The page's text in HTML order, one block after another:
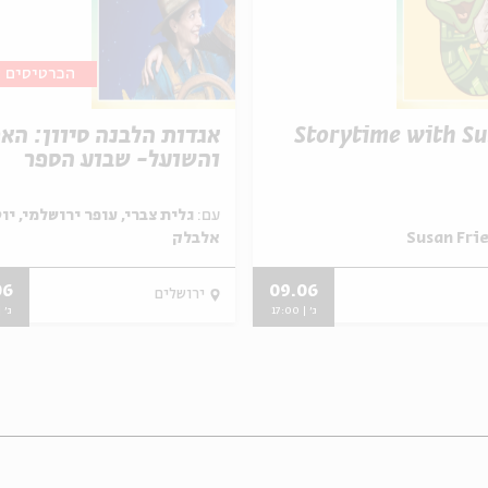
הכרטיסים
אגדות הלבנה סיוון:
והשועל- שבוע הספר
עם: גלית צברי, עופר ירושלמי,
אלבלק
ירושלים
ג' | 17:00
Storytime with
09.06
ג' | 17:00